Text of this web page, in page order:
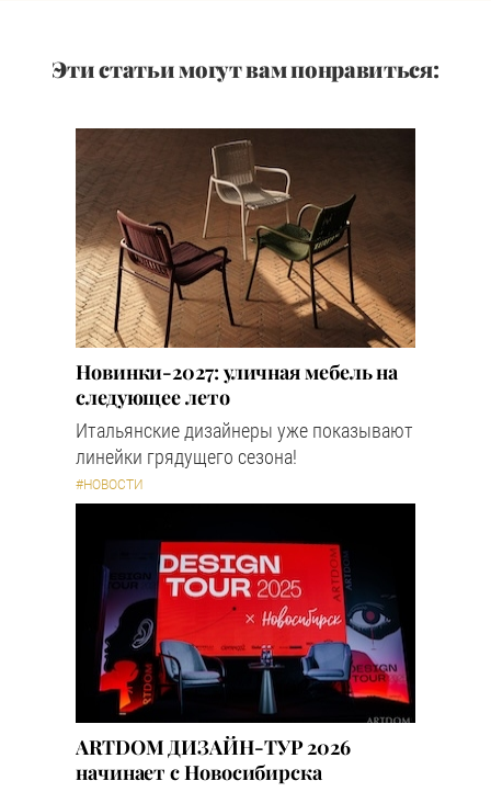
Эти статьи могут вам понравиться:
Новинки-2027: уличная мебель на
следующее лето
Итальянские дизайнеры уже показывают
линейки грядущего сезона!
#НОВОСТИ
ARTDOM ДИЗАЙН-ТУР 2026
начинает с Новосибирска